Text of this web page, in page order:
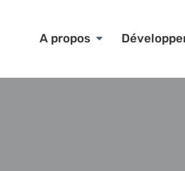
A propos